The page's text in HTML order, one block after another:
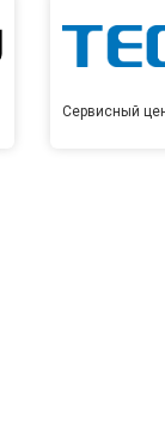
Сервисный